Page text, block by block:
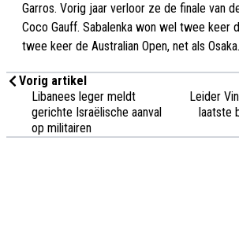
Garros. Vorig jaar verloor ze de finale van
Coco Gauff. Sabalenka won wel twee keer
twee keer de Australian Open, net als Osaka.
Vorig artikel
Libanees leger meldt
gerichte Israëlische aanval
op militairen
Leider
laatste